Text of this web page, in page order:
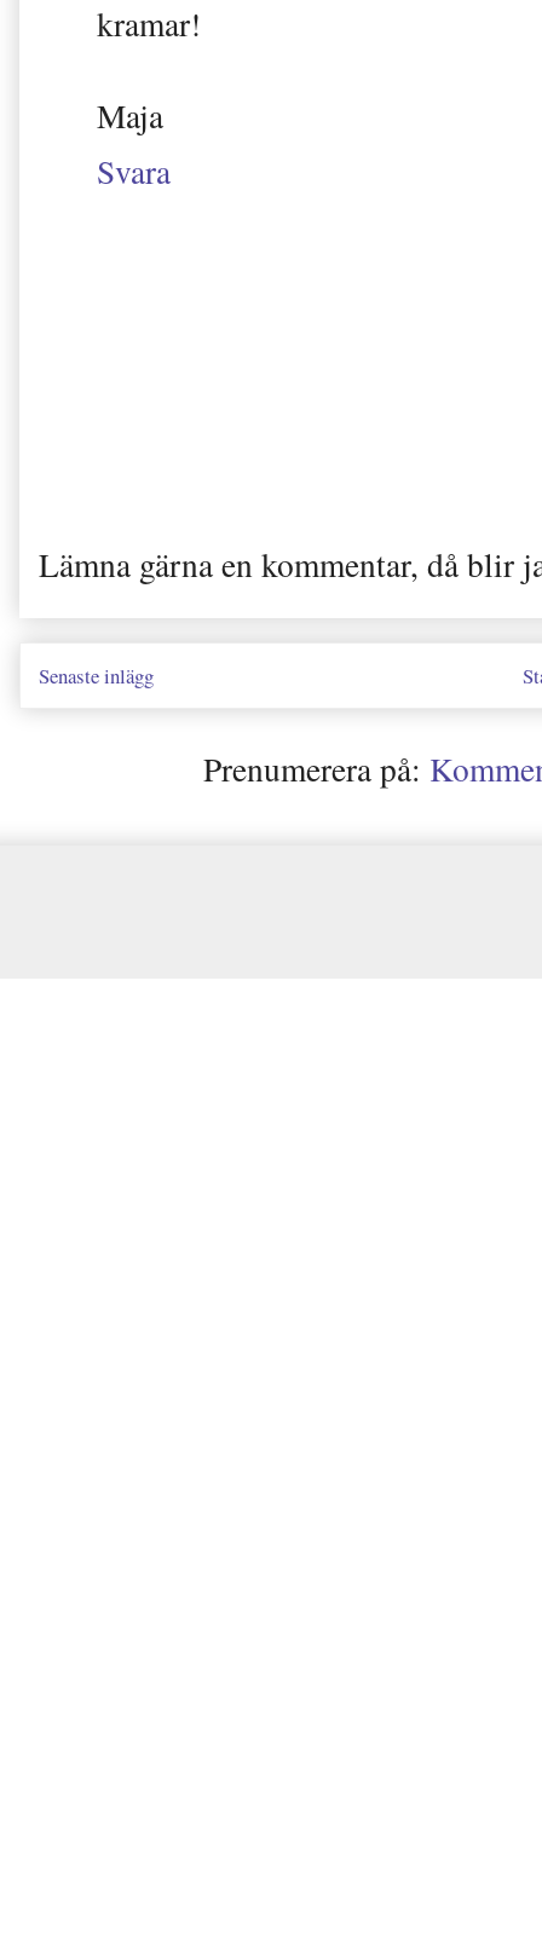
kramar!
Maja
Svara
Lämna gärna en kommentar, då blir
Senaste inlägg
Prenumerera på: